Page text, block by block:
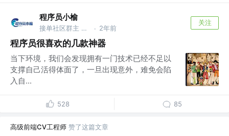
程序员小榆
接单社区群主 @程序员小榆 · 2年前
关注
程序员很喜欢的几款神器
当下环境，我们会发现拥有一门技术已经不足以
支撑自己活得体面了，一旦出现意外，难免会陷
入自...
528 85
高级前端CV工程师 赞了这篇文章